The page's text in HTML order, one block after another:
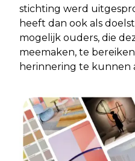
stichting werd
heeft dan ook als
mogelijk ouders, die
meemaken, te
herinnering te kunnen